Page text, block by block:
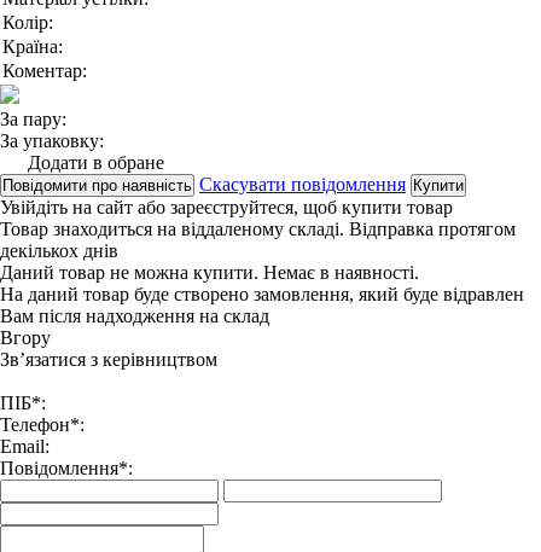
Колір:
Країна:
Коментар:
За пару:
За упаковку:
Додати в обране
Повідомити про наявність Скасувати повідомлення Купити
Увійдіть на сайт або зареєструйтеся, щоб купити товар
Товар знаходиться на віддаленому складі. Відправка протягом
декількох днів
Даний товар не можна купити. Немає в наявності.
На даний товар буде створено замовлення, який буде відравлен
Вам після надходження на склад
Вгору
Зв’язатися з керівництвом
ПІБ*:
Телефон*:
Email:
Повідомлення*: